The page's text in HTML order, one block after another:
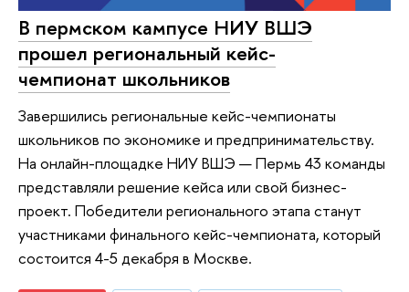
В пермском кампусе НИУ ВШЭ
прошел региональный кейс-
чемпионат школьников
Завершились региональные кейс-чемпионаты
школьников по экономике и предпринимательству.
На онлайн-площадке НИУ ВШЭ — Пермь 43 команды
представляли решение кейса или свой бизнес-
проект. Победители регионального этапа станут
участниками финального кейс-чемпионата, который
состоится 4-5 декабря в Москве.